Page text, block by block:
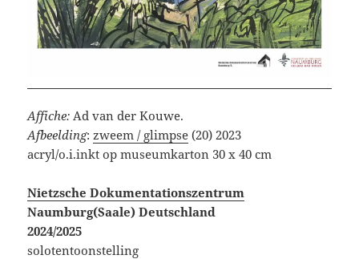
Affiche: Ad van der Kouwe.
Afbeelding:zweem / glimpse (20) 2023
acryl/o.i.inkt op museumkarton 30 x 40 cm
Nietzsche Dokumentationszentrum
Naumburg(Saale) Deutschland
2024/2025
solotentoonstelling